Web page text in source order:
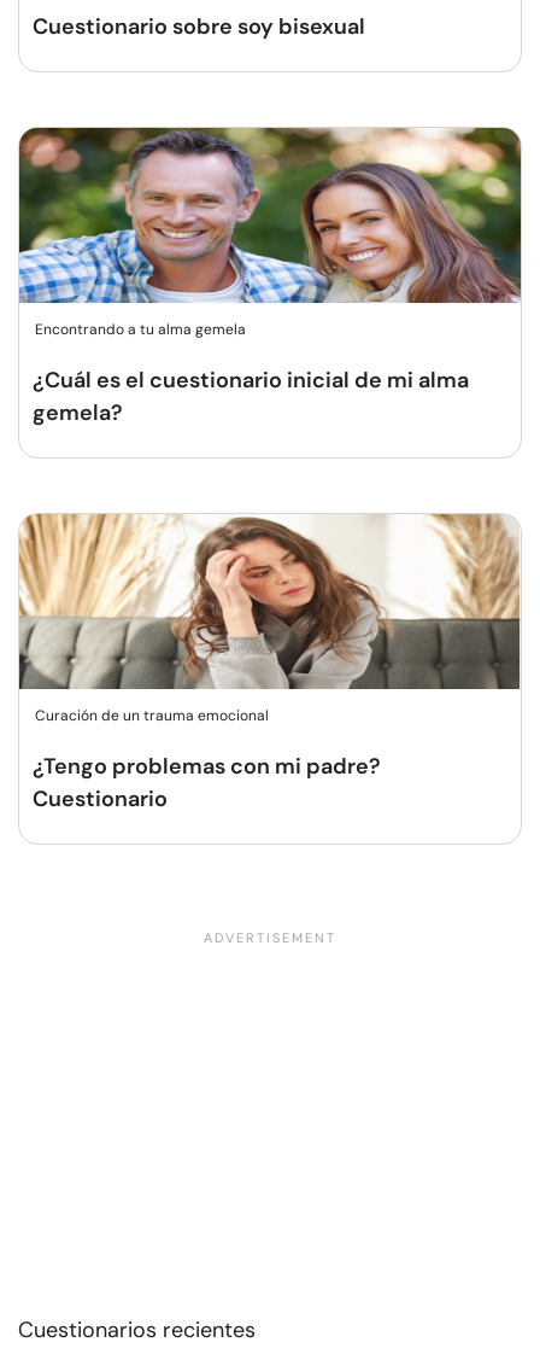
Cuestionario sobre soy bisexual
Encontrando a tu alma gemela
¿Cuál es el cuestionario inicial de mi alma
gemela?
Curación de un trauma emocional
¿Tengo problemas con mi padre?
Cuestionario
Cuestionarios recientes